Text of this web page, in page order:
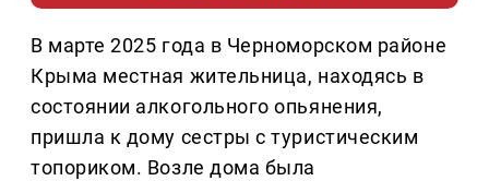
В марте 2025 года в Черноморском районе
Крыма местная жительница, находясь в
состоянии алкогольного опьянения,
пришла к дому сестры с туристическим
топориком. Возле дома была